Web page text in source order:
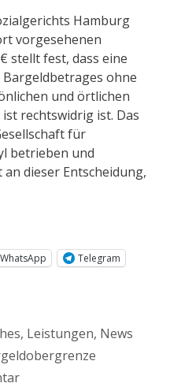
Hamburg
vorgesehenen
stellt fest, dass eine
Bargeldbetrages ohne
und örtlichen
rechtswidrig ist. Das
für
betrieben und
dieser Entscheidung,
WhatsApp
Telegram
, Leistungen, News